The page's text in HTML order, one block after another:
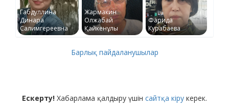
Габдуллина
Динара
Салимгереевна
Жармакин
Олжабай
Қайкенұлы
Фарида
Курабаева
Барлық пайдаланушылар
Ескерту! Хабарлама қалдыру үшін сайтқа кіру керек.